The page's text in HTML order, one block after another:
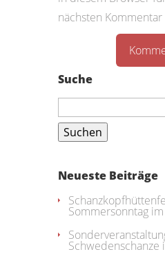
nächsten
Suche
Suchen
Neueste Beiträge
Sommersonntag
Schwedenschanze